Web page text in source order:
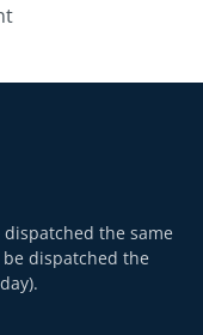
the same
dispatched the